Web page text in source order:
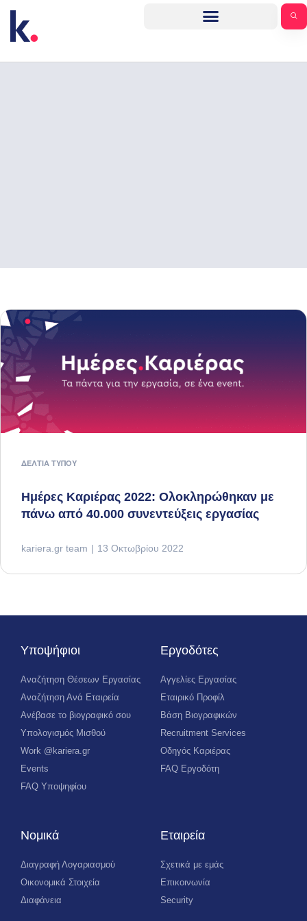
ΔΕΛΤΊΑ ΤΎΠΟΥ
Ημέρες Καριέρας 2022: Ολοκληρώθηκαν με
πάνω από 40.000 συνεντεύξεις εργασίας
kariera.gr team 13 Οκτωβρίου 2022
Υποψήφιοι
Αναζήτηση Θέσεων Εργασίας
Αναζήτηση Ανά Εταιρεία
Ανέβασε το βιογραφικό σου
Υπολογισμός Μισθού
Work @kariera.gr
Events
FAQ Υποψηφίου
Εργοδότες
Αγγελίες Εργασίας
Εταιρικό Προφίλ
Βάση Βιογραφικών
Recruitment Services
Οδηγός Καριέρας
FAQ Εργοδότη
Νομικά
Διαγραφή Λογαριασμού
Οικονομικά Στοιχεία
Διαφάνεια
Εταιρεία
Σχετικά με εμάς
Επικοινωνία
Security